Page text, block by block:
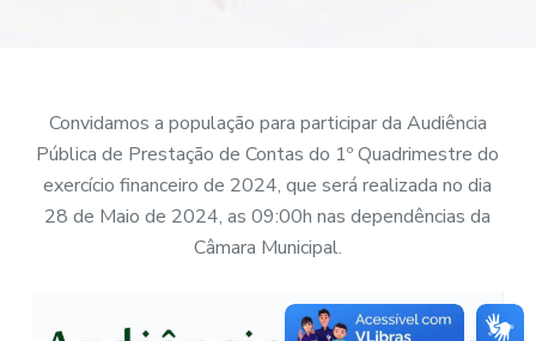
Convidamos a população para participar da Audiência
Pública de Prestação de Contas do 1º Quadrimestre do
exercício financeiro de 2024, que será realizada no dia
28 de Maio de 2024, as 09:00h nas dependências da
Câmara Municipal.